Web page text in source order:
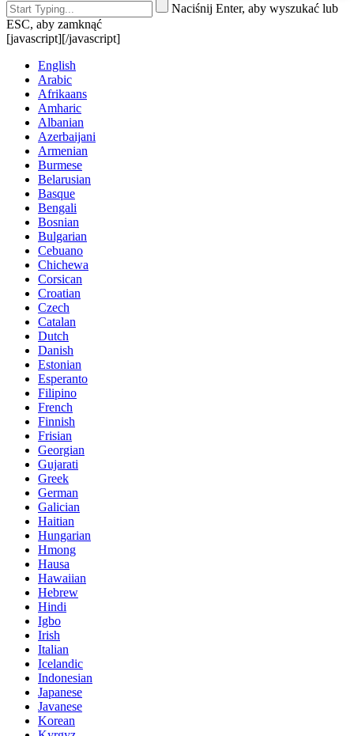
Naciśnij Enter, aby wyszukać lub
ESC, aby zamknąć
[javascript][/javascript]
English
Arabic
Afrikaans
Amharic
Albanian
Azerbaijani
Armenian
Burmese
Belarusian
Basque
Bengali
Bosnian
Bulgarian
Cebuano
Chichewa
Corsican
Croatian
Czech
Catalan
Dutch
Danish
Estonian
Esperanto
Filipino
French
Finnish
Frisian
Georgian
Gujarati
Greek
German
Galician
Haitian
Hungarian
Hmong
Hausa
Hawaiian
Hebrew
Hindi
Igbo
Irish
Italian
Icelandic
Indonesian
Japanese
Javanese
Korean